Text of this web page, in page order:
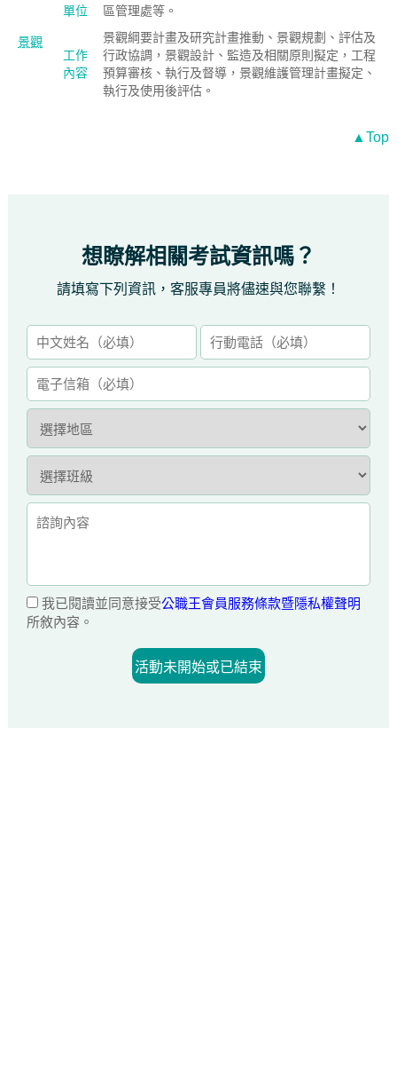
景觀
單位 區管理處等。
工作
內容
景觀綱要計畫及研究計畫推動、景觀規劃、評估及
行政協調，景觀設計、監造及相關原則擬定，工程
預算審核、執行及督導，景觀維護管理計畫擬定、
執行及使用後評估。
▲Top
想瞭解相關考試資訊嗎？
請填寫下列資訊，客服專員將儘速與您聯繫！
我已閱讀並同意接受公職王會員服務條款暨隱私權聲明
所敘內容。
活動未開始或已結束